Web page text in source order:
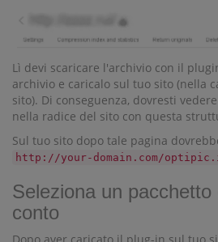
Lì devi scaricare l'archivio con il
archivio e caricalo sul tuo sito (nella
sito). Di conseguenza, dovresti
nella radice del sito con questa
Sul tuo sito dopo tale pagina
http://your-domain.com/
Seleziona un
conto